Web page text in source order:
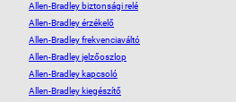
Allen-Bradley biztonsági relé
Allen-Bradley érzékelő
Allen-Bradley frekvenciaváltó
Allen-Bradley jelzőoszlop
Allen-Bradley kapcsoló
Allen-Bradley kiegészítő